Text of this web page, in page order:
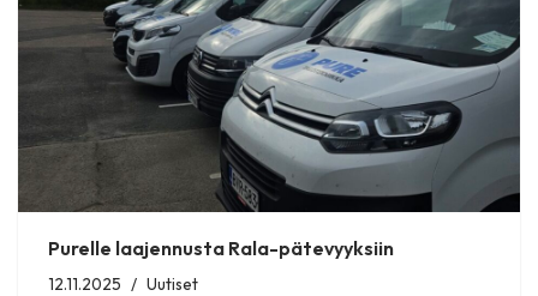
Purelle laajennusta Rala-pätevyyksiin
12.11.2025 Uutiset